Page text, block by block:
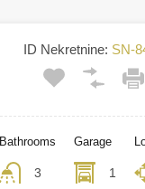
ID Nekretnine: SN-
Bathrooms
3
Garage
1